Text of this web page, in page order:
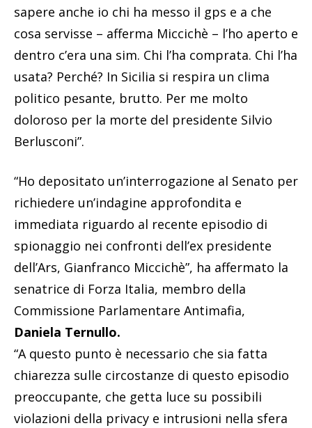
sapere anche io chi ha messo il gps e a che
cosa servisse – afferma Miccichè – l’ho aperto e
dentro c’era una sim. Chi l’ha comprata. Chi l’ha
usata? Perché? In Sicilia si respira un clima
politico pesante, brutto. Per me molto
doloroso per la morte del presidente Silvio
Berlusconi”.
“Ho depositato un’interrogazione al Senato per
richiedere un’indagine approfondita e
immediata riguardo al recente episodio di
spionaggio nei confronti dell’ex presidente
dell’Ars, Gianfranco Miccichè”, ha affermato la
senatrice di Forza Italia, membro della
Commissione Parlamentare Antimafia,
Daniela Ternullo.
“A questo punto è necessario che sia fatta
chiarezza sulle circostanze di questo episodio
preoccupante, che getta luce su possibili
violazioni della privacy e intrusioni nella sfera